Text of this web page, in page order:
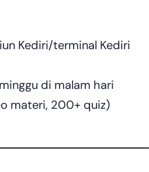
Kediri/terminal Kediri
di malam hari
materi, 200+ quiz)